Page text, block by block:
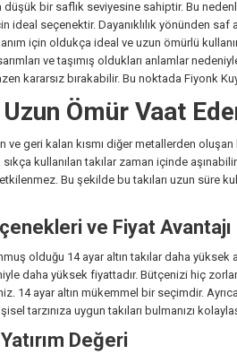
düşük bir saflık seviyesine sahiptir. Bu
seçenektir. Dayanıklılık yönünden saf
için oldukça ideal ve uzun ömürlü
ve taşımış oldukları anlamlar
kararsız bırakabilir. Bu noktada Fiyonk
Uzun Ömür Vaat
ve geri kalan kısmı diğer metallerden
kullanılan takılar zaman içinde
Bu şekilde bu takıları uzun
ve Fiyat Avantajı
olduğu 14 ayar altın takılar daha yüksek
daha yüksek fiyattadır. Bütçenizi hiç
14 ayar altın mükemmel bir seçimdir.
tarzınıza uygun takıları bulmanızı
Değeri